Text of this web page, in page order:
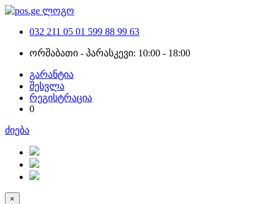
032 211 05 01 599 88 99 63
ორშაბათი - პარასკევი: 10:00 - 18:00
გარანტია
შესვლა
რეგისტრაცია
0
ძიება
×